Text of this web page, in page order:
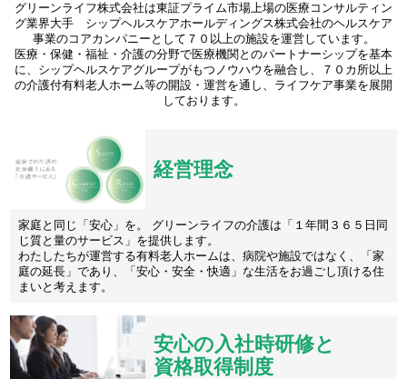
グリーンライフ株式会社は東証プライム市場上場の医療コンサルティン
グ業界大手 シップヘルスケアホールディングス株式会社のヘルスケア
事業のコアカンパニーとして７０以上の施設を運営しています。
医療・保健・福祉・介護の分野で医療機関とのパートナーシップを基本
に、シップヘルスケアグループがもつノウハウを融合し、７０カ所以上
の介護付有料老人ホーム等の開設・運営を通し、ライフケア事業を展開
しております。
経営理念
家庭と同じ「安心」を。 グリーンライフの介護は「１年間３６５日同
じ質と量のサービス」を提供します。
わたしたちが運営する有料老人ホームは、病院や施設ではなく、「家
庭の延長」であり、「安心・安全・快適」な生活をお過ごし頂ける住
まいと考えます。
安心の入社時研修と
資格取得制度